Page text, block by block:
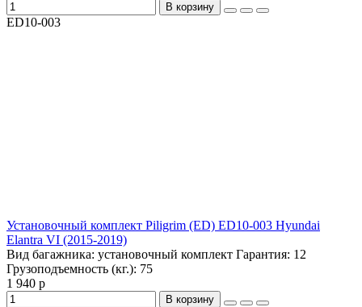
В корзину
ED10-003
Установочный комплект Piligrim (ED) ED10-003 Hyundai
Elantra VI (2015-2019)
Вид багажника: установочный комплект Гарантия: 12
Грузоподъемность (кг.): 75
1 940 р
В корзину